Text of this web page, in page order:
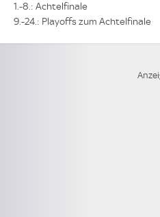
1.-8.: Achtelfinale
9.-24.: Playoffs zum Achtelfinale